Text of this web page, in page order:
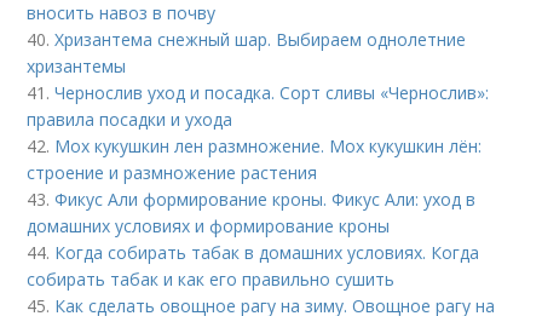
вносить навоз в почву
40.Хризантема снежный шар. Выбираем однолетние
хризантемы
41.Чернослив уход и посадка. Сорт сливы «Чернослив»:
правила посадки и ухода
42. Мох кукушкин лен размножение. Мох кукушкин лён:
строение и размножение растения
43.Фикус Али формирование кроны. Фикус Али: уход в
домашних условиях и формирование кроны
44. Когда собирать табак в домашних условиях. Когда
собирать табак и как его правильно сушить
45. Как сделать овощное рагу на зиму. Овощное рагу на